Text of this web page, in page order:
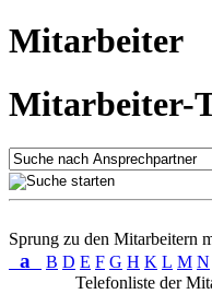
Mitarbeiter
Mitarbeiter-
Sprung zu den Mitarbeitern
a B D E F G H K L M N
Telefonliste der